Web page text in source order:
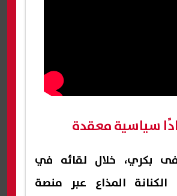
سياسية معقدة
بكري، خلال لقائه في
الكنانة المذاع عبر منصة